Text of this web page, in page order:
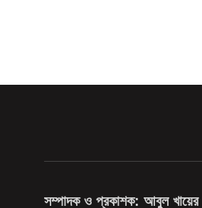
সম্পাদক ও প্রকাশক: আবুল খায়ের